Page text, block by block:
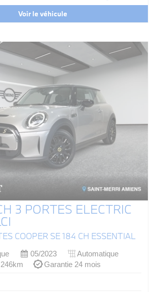
Voir le véhicule
3 PORTES ELECTRIC
COOPER SE 184 CH ESSENTIAL
05/2023
Automatique
Garantie 24 mois